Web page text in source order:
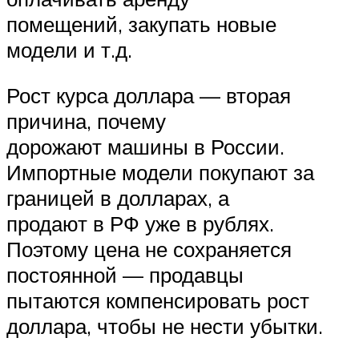
помещений, закупать новые
модели и т.д.
Рост курса доллара — вторая
причина, почему
дорожают машины в России.
Импортные модели покупают за
границей в долларах, а
продают в РФ уже в рублях.
Поэтому цена не сохраняется
постоянной — продавцы
пытаются компенсировать рост
доллара, чтобы не нести убытки.